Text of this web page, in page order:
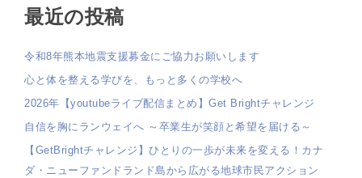
最近の投稿
令和8年熊本地震支援募金にご協力お願いします
心と体を整える学びを、もっと多くの学校へ
2026年【youtubeライブ配信まとめ】Get Brightチャレンジ
自信を胸にランウェイへ ～卒業生が笑顔と希望を届ける～
【GetBrightチャレンジ】ひとりの一歩が未来を変える！カナ
ダ・ニューファンドランド島から広がる地球市民アクション